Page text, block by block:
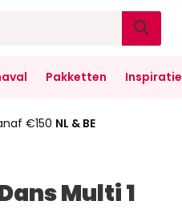
Pakketten Inspiratie
€150 NL & BE
Multi 1